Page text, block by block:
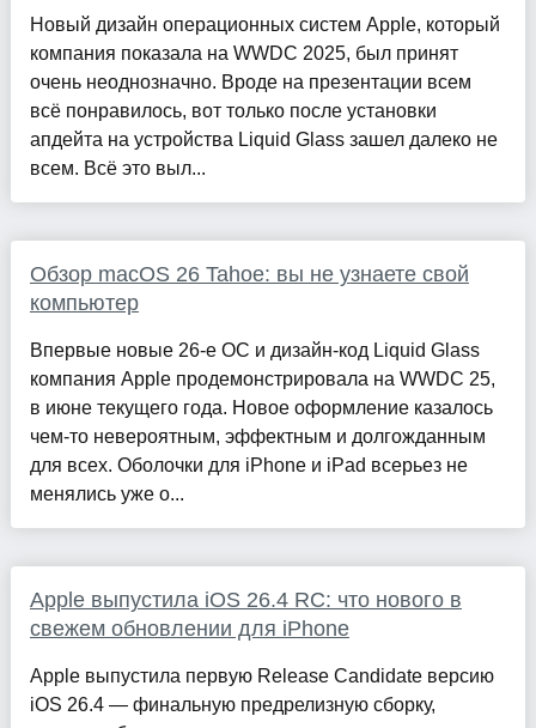
Новый дизайн операционных систем Apple, который
компания показала на WWDC 2025, был принят
очень неоднозначно. Вроде на презентации всем
всё понравилось, вот только после установки
апдейта на устройства Liquid Glass зашел далеко не
всем. Всё это выл...
Обзор macOS 26 Tahoe: вы не узнаете свой
компьютер
Впервые новые 26-е ОС и дизайн-код Liquid Glass
компания Apple продемонстрировала на WWDC 25,
в июне текущего года. Новое оформление казалось
чем-то невероятным, эффектным и долгожданным
для всех. Оболочки для iPhone и iPad всерьез не
менялись уже о...
Apple выпустила iOS 26.4 RC: что нового в
свежем обновлении для iPhone
Apple выпустила первую Release Candidate версию
iOS 26.4 — финальную предрелизную сборку,